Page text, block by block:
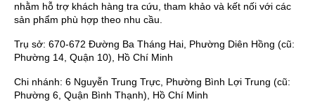
nhằm hỗ trợ khách hàng tra cứu, tham khảo và kết nối với các
sản phẩm phù hợp theo nhu cầu.
Trụ sở: 670-672 Đường Ba Tháng Hai, Phường Diên Hồng (cũ:
Phường 14, Quận 10), Hồ Chí Minh
Chi nhánh: 6 Nguyễn Trung Trực, Phường Bình Lợi Trung (cũ:
Phường 6, Quận Bình Thạnh), Hồ Chí Minh